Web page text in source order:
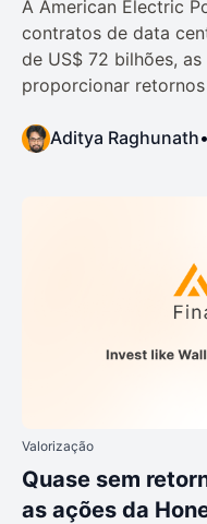
A American Electric
contratos de data
de US$ 72 bilhões,
proporcionar
Aditya Raghunath•
Valorização
Quase sem
as ações da